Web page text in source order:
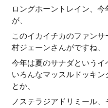
ロングホーントレイン、
が、
このイカイチカのファン
村ジェーンさんがですね、
今年は夏のサナダという
いろんなマッスルドッキ
とか、
ノステラジアドリミール